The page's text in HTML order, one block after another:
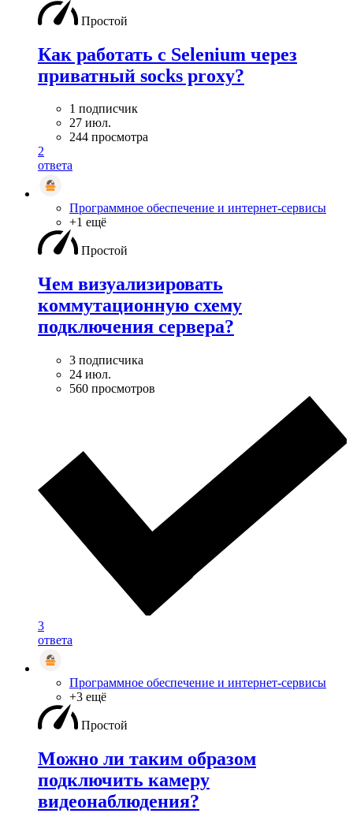
Простой
Как работать с Selenium через
приватный socks proxy?
1 подписчик
27 июл.
244 просмотра
2
ответа
Программное обеспечение и интернет-сервисы
+1 ещё
Простой
Чем визуализировать
коммутационную схему
подключения сервера?
3 подписчика
24 июл.
560 просмотров
3
ответа
Программное обеспечение и интернет-сервисы
+3 ещё
Простой
Можно ли таким образом
подключить камеру
видеонаблюдения?